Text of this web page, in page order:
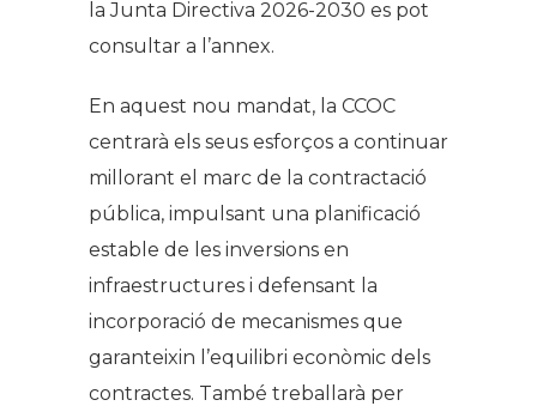
la Junta Directiva 2026-2030 es pot
consultar a l’annex.
En aquest nou mandat, la CCOC
centrarà els seus esforços a continuar
millorant el marc de la contractació
pública, impulsant una planificació
estable de les inversions en
infraestructures i defensant la
incorporació de mecanismes que
garanteixin l’equilibri econòmic dels
contractes. També treballarà per